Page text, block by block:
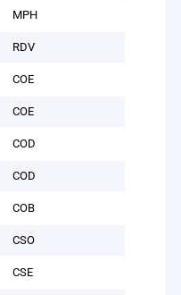
MPH
RDV
COE
COE
COD
COD
COB
CSO
CSE